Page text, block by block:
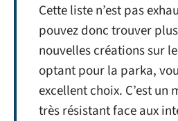
Cette liste n’est pas
pouvez donc trouver
nouvelles créations sur
optant pour la parka,
excellent choix. C’est un
très résistant face aux